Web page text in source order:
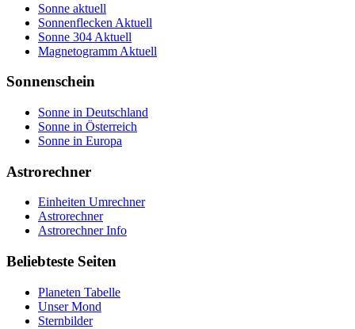
Sonne aktuell
Sonnenflecken Aktuell
Sonne 304 Aktuell
Magnetogramm Aktuell
Sonnenschein
Sonne in Deutschland
Sonne in Österreich
Sonne in Europa
Astrorechner
Einheiten Umrechner
Astrorechner
Astrorechner Info
Beliebteste Seiten
Planeten Tabelle
Unser Mond
Sternbilder